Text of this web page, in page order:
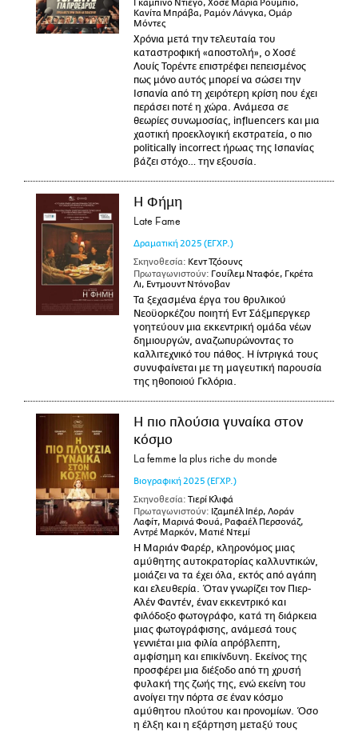
Γκαμπίνο Ντιέγο, Χοσέ Μαρία Ρούμπιο,
Κανίτα Μπράβα, Ραμόν Λάνγκα, Ομάρ
Μόντες
Χρόνια μετά την τελευταία του
καταστροφική «αποστολή», ο Χοσέ
Λουίς Τορέντε επιστρέφει πεπεισμένος
πως μόνο αυτός μπορεί να σώσει την
Ισπανία από τη χειρότερη κρίση που έχει
περάσει ποτέ η χώρα. Ανάμεσα σε
θεωρίες συνωμοσίας, influencers και μια
χαοτική προεκλογική εκστρατεία, ο πιο
politically incorrect ήρωας της Ισπανίας
βάζει στόχο… την εξουσία.
Η Φήμη
Late Fame
Δραματική 2025 (ΕΓΧΡ.)
Σκηνοθεσία: Κεντ Τζόουνς
Πρωταγωνιστούν: Γουίλεμ Νταφόε, Γκρέτα
Λι, Εντμουντ Ντόνοβαν
Τα ξεχασμένα έργα του θρυλικού
Νεοϋορκέζου ποιητή Εντ Σάξμπεργκερ
γοητεύουν μια εκκεντρική ομάδα νέων
δημιουργών, αναζωπυρώνοντας το
καλλιτεχνικό του πάθος. Η ίντριγκά τους
συνυφαίνεται με τη μαγευτική παρουσία
της ηθοποιού Γκλόρια.
Η πιο πλούσια γυναίκα στον
κόσμο
La femme la plus riche du monde
Βιογραφική 2025 (ΕΓΧΡ.)
Σκηνοθεσία: Τιερί Κλιφά
Πρωταγωνιστούν: Ιζαμπέλ Ιπέρ, Λοράν
Λαφίτ, Μαρινά Φουά, Ραφαέλ Περσονάζ,
Αντρέ Μαρκόν, Ματιέ Ντεμί
Η Μαριάν Φαρέρ, κληρονόμος μιας
αμύθητης αυτοκρατορίας καλλυντικών,
μοιάζει να τα έχει όλα, εκτός από αγάπη
και ελευθερία. Όταν γνωρίζει τον Πιερ-
Αλέν Φαντέν, έναν εκκεντρικό και
φιλόδοξο φωτογράφο, κατά τη διάρκεια
μιας φωτογράφισης, ανάμεσά τους
γεννιέται μια φιλία απρόβλεπτη,
αμφίσημη και επικίνδυνη. Εκείνος της
προσφέρει μια διέξοδο από τη χρυσή
φυλακή της ζωής της, ενώ εκείνη του
ανοίγει την πόρτα σε έναν κόσμο
αμύθητου πλούτου και προνομίων. Όσο
η έλξη και η εξάρτηση μεταξύ τους